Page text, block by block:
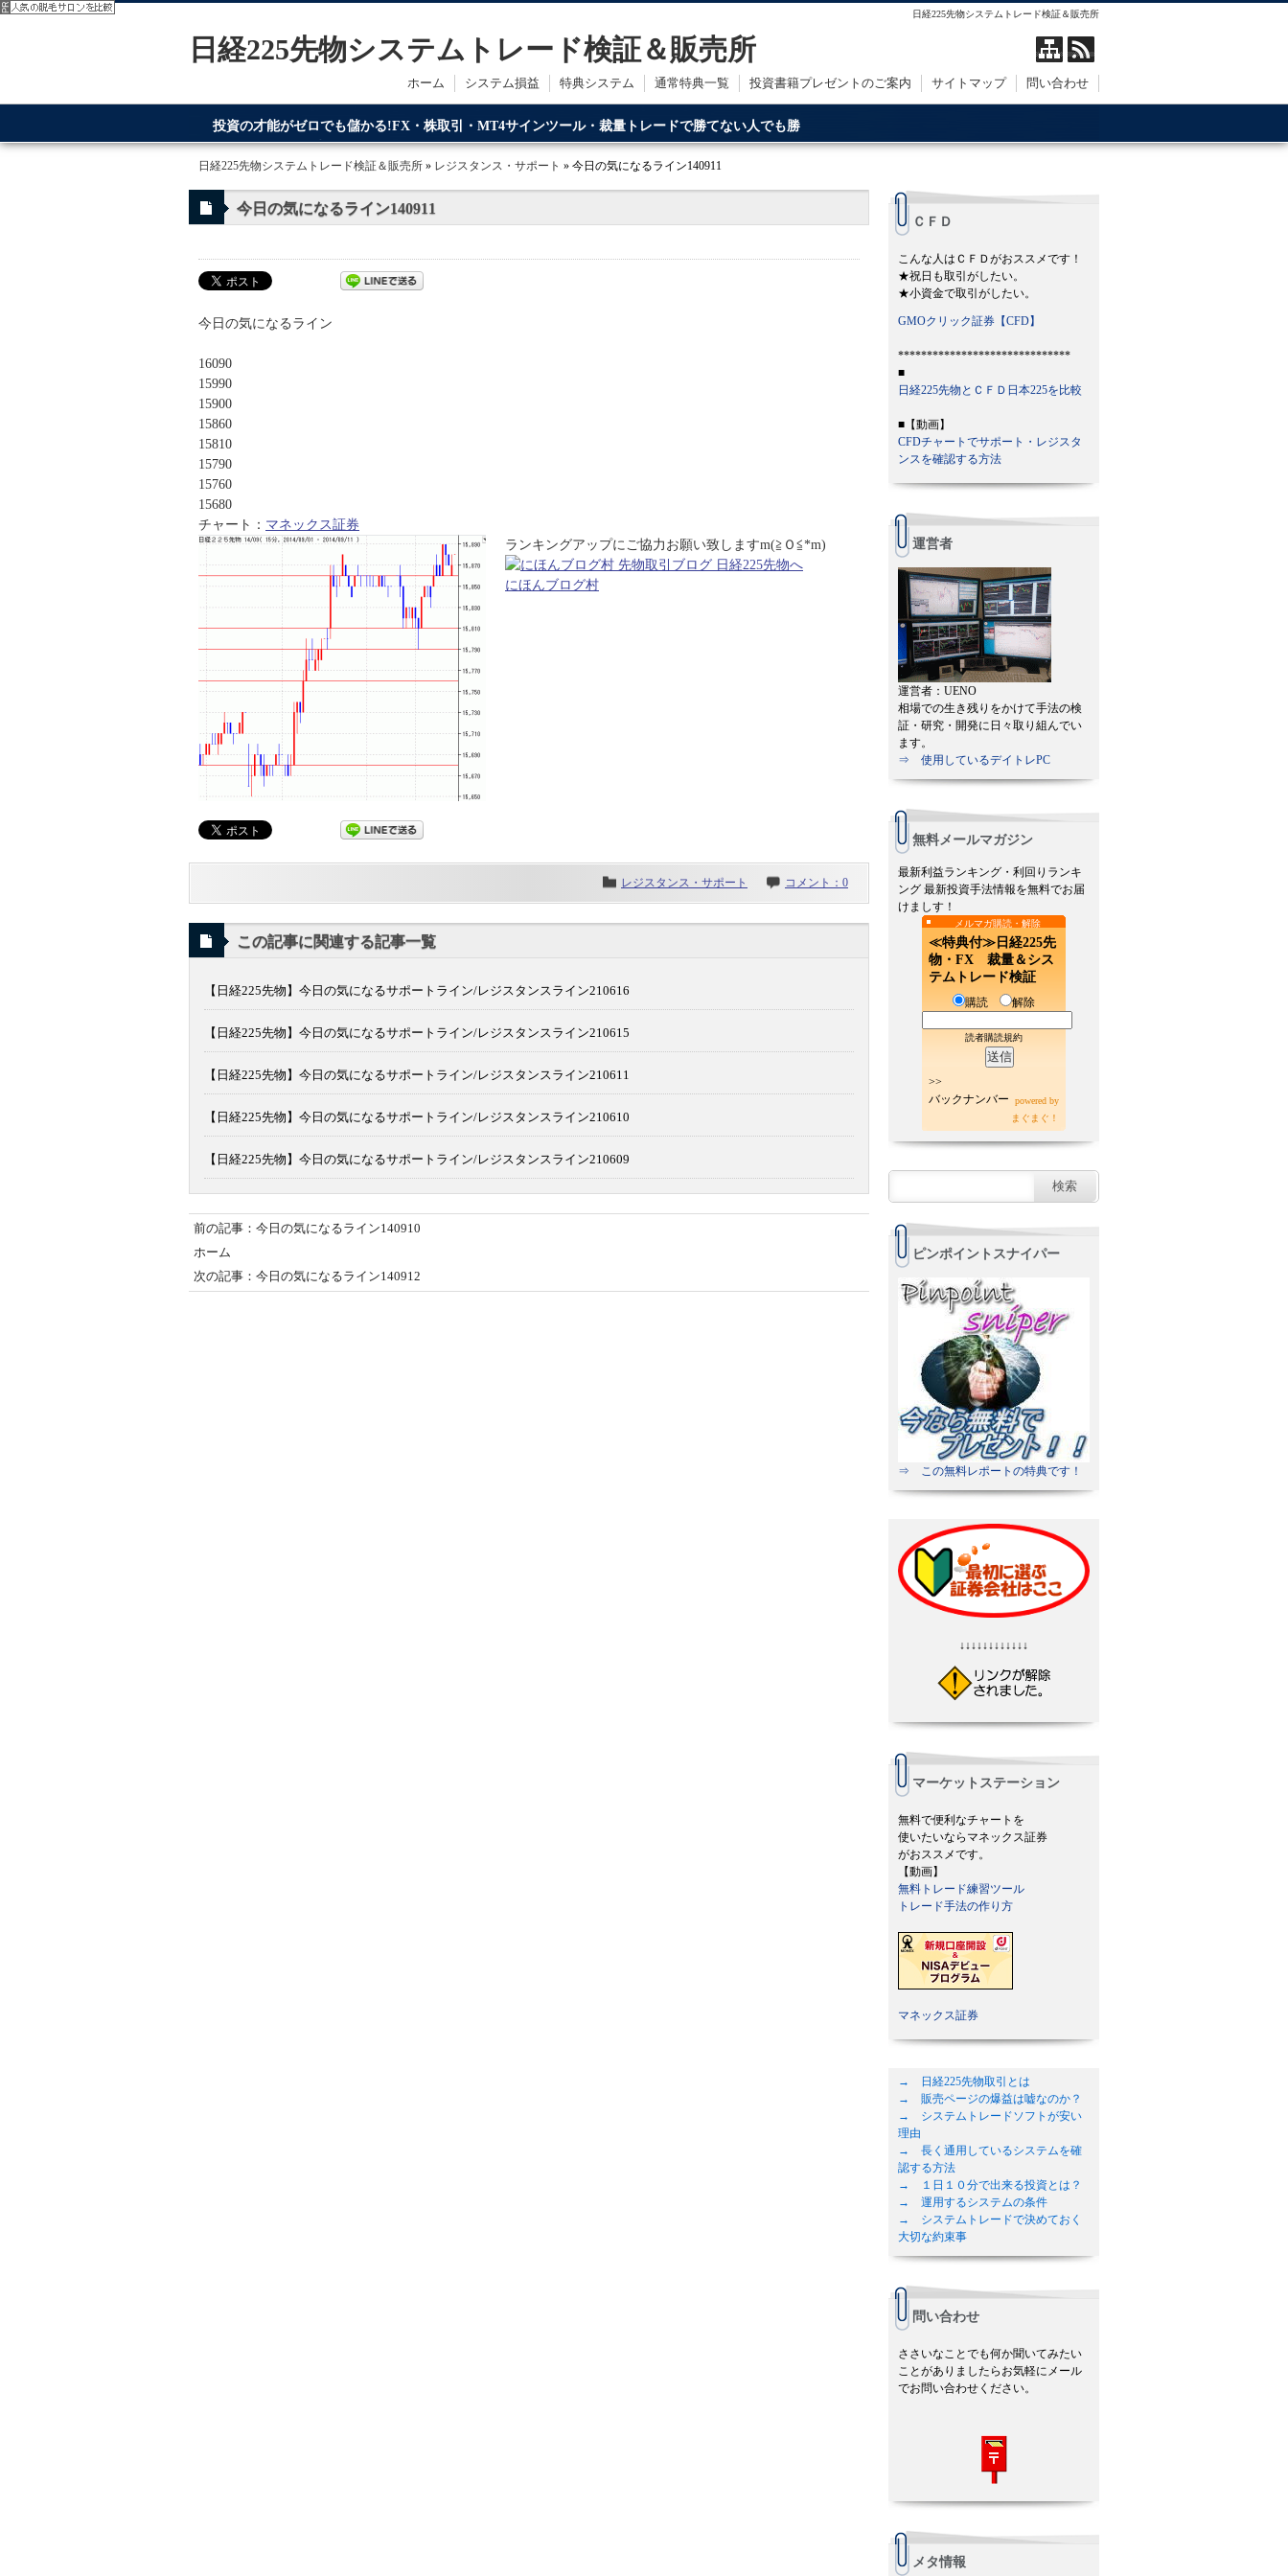
日経225先物システムトレード検証＆販売所
日経225先物システムトレード検証＆販売所
ホーム システム損益 特典システム 通常特典一覧 投資書籍プレゼントのご案内 サイトマップ 問い合わせ
投資の才能がゼロでも儲かる!FX・株取引・MT4サインツール・裁量トレードで勝てない人でも勝
てるのが日経225先物システムトレードです。
日経225先物システムトレード検証＆販売所 » レジスタンス・サポート » 今日の気になるライン140911
今日の気になるライン140911
今日の気になるライン
16090
15990
15900
15860
15810
15790
15760
15680
チャート： マネックス証券
ランキングアップにご協力お願い致しますm(≧Ｏ≦*m)
にほんブログ村
レジスタンス・サポート コメント：0
この記事に関連する記事一覧
【日経225先物】今日の気になるサポートライン/レジスタンスライン210616
【日経225先物】今日の気になるサポートライン/レジスタンスライン210615
【日経225先物】今日の気になるサポートライン/レジスタンスライン210611
【日経225先物】今日の気になるサポートライン/レジスタンスライン210610
【日経225先物】今日の気になるサポートライン/レジスタンスライン210609
前の記事：今日の気になるライン140910
ホーム
次の記事：今日の気になるライン140912
ＣＦＤ
こんな人はＣＦＤがおススメです！
★祝日も取引がしたい。
★小資金で取引がしたい。
GMOクリック証券【CFD】
******************************
■
日経225先物とＣＦＤ日本225を比較
■【動画】
CFDチャートでサポート・レジスタ
ンスを確認する方法
運営者
運営者：UENO
相場での生き残りをかけて手法の検
証・研究・開発に日々取り組んでい
ます。
⇒ 使用しているデイトレPC
無料メールマガジン
最新利益ランキング・利回りランキ
ング 最新投資手法情報を無料でお届
けましす！
メルマガ購読・解除
≪特典付≫日経225先
物・FX 裁量＆シス
テムトレード検証
購読 解除
読者購読規約
>>
バックナンバー
powered by
まぐまぐ！
ピンポイントスナイパー
⇒ この無料レポートの特典です！
↓↓↓↓↓↓↓↓↓↓↓↓
マーケットステーション
無料で便利なチャートを
使いたいならマネックス証券
がおススメです。
【動画】
無料トレード練習ツール
トレード手法の作り方
マネックス証券
→ 日経225先物取引とは
→ 販売ページの爆益は嘘なのか？
→ システムトレードソフトが安い
理由
→ 長く通用しているシステムを確
認する方法
→ １日１０分で出来る投資とは？
→ 運用するシステムの条件
→ システムトレードで決めておく
大切な約束事
問い合わせ
ささいなことでも何か聞いてみたい
ことがありましたらお気軽にメール
でお問い合わせください。
メタ情報